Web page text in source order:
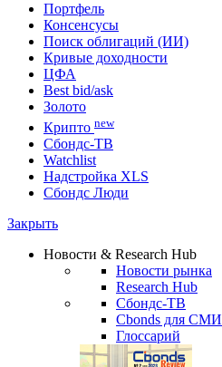
Портфель
Консенсусы
Поиск облигаций (ИИ)
Кривые доходности
ЦФА
Best bid/ask
Золото
Крипто new
Сбондс-ТВ
Watchlist
Надстройка XLS
Сбондс Люди
Закрыть
Новости & Research Hub
Новости рынка
Research Hub
Сбондс-ТВ
Cbonds для СМИ
Глоссарий